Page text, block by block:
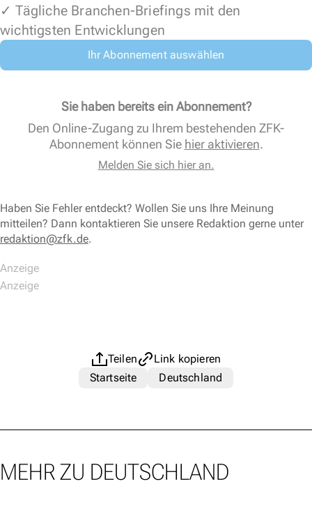
✓ Tägliche Branchen-Briefings mit den
wichtigsten Entwicklungen
Ihr Abonnement auswählen
Sie haben bereits ein Abonnement?
Den Online-Zugang zu Ihrem bestehenden ZFK-
Abonnement können Sie hier aktivieren.
Melden Sie sich hier an.
Haben Sie Fehler entdeckt? Wollen Sie uns Ihre Meinung
mitteilen? Dann kontaktieren Sie unsere Redaktion gerne unter
redaktion@zfk.de.
Teilen
Link kopieren
Startseite
Deutschland
MEHR ZU DEUTSCHLAND